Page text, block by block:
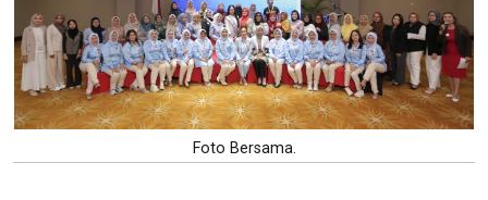
Foto Bersama.